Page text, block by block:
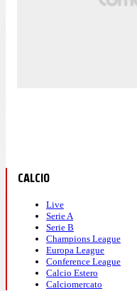
CALCIO
Live
Serie A
Serie B
Champions League
Europa League
Conference League
Calcio Estero
Calciomercato